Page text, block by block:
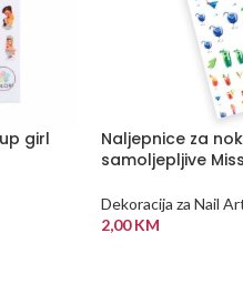
girl
Naljepnice za
samoljepljive
Dekoracija za Nail
2,00KM